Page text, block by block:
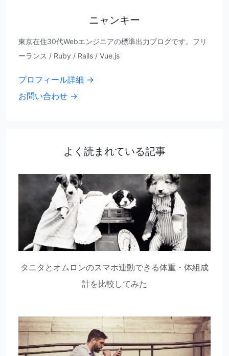
ニャンキー
東京在住30代Webエンジニアの標準出力ブログです。フリ
ーランス / Ruby / Rails / Vue.js
プロフィール詳細 →
お問い合わせ →
よく読まれている記事
タニタとオムロンのスマホ連動できる体重・体組成
計を比較してみた